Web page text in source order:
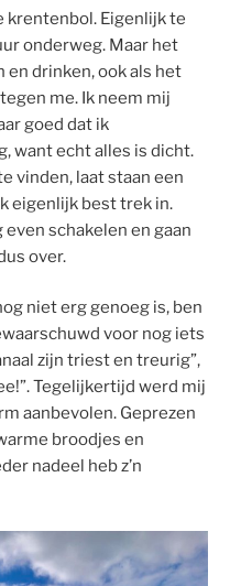
krentenbol. Eigenlijk te
onderweg. Maar het
en drinken, ook als het
me. Ik neem mij
goed dat ik
want echt alles is dicht.
vinden, laat staan een
eigenlijk best trek in.
schakelen en gaan
over.
niet erg genoeg is, ben
voor nog iets
zijn triest en treurig”,
Tegelijkertijd werd mij
aanbevolen. Geprezen
broodjes en
nadeel heb z’n